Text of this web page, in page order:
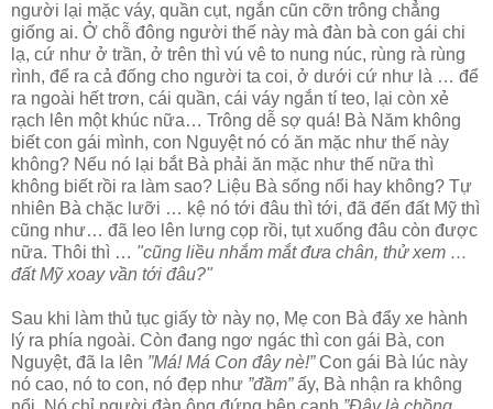
người lại mặc váy, quần cụt, ngắn cũn cỡn trông chẳng
giống ai. Ở chỗ đông người thế này mà đàn bà con gái chi
lạ, cứ như ở trần, ở trên thì vú vê to nung núc, rùng rà rùng
rình, để ra cả đống cho người ta coi, ở dưới cứ như là … để
ra ngoài hết trơn, cái quần, cái váy ngắn tí teo, lại còn xẻ
rạch lên một khúc nữa… Trông dễ sợ quá! Bà Năm không
biết con gái mình, con Nguyệt nó có ăn mặc như thế này
không? Nếu nó lại bắt Bà phải ăn mặc như thế nữa thì
không biết rồi ra làm sao? Liệu Bà sống nổi hay không? Tự
nhiên Bà chặc lưỡi … kệ nó tới đâu thì tới, đã đến đất Mỹ thì
cũng như… đã leo lên lưng cọp rồi, tụt xuống đâu còn được
nữa. Thôi thì … "cũng liều nhắm mắt đưa chân, thử xem …
đất Mỹ xoay vần tới đâu?"
Sau khi làm thủ tục giấy tờ này nọ, Mẹ con Bà đẩy xe hành
lý ra phía ngoài. Còn đang ngơ ngác thì con gái Bà, con
Nguyệt, đã la lên ”Má! Má Con đây nè!”Con gái Bà lúc này
nó cao, nó to con, nó đẹp như ”đầm”ấy, Bà nhận ra không